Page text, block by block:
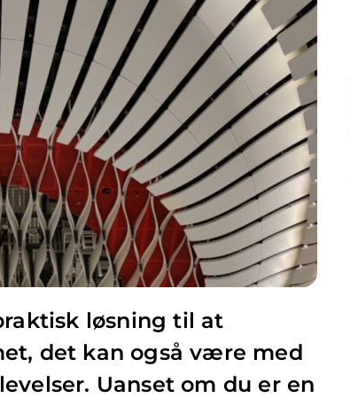
løsning til at
det kan også være med
Uanset om du er en